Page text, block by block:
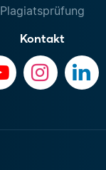
Plagiatsprüfung
Kontakt